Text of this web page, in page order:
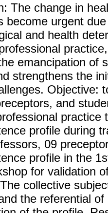
The change in
become urgent
and health
emancipation of
strengthens the
Objective:
and
profile during
09
profile in the
for validation
collective
the referential